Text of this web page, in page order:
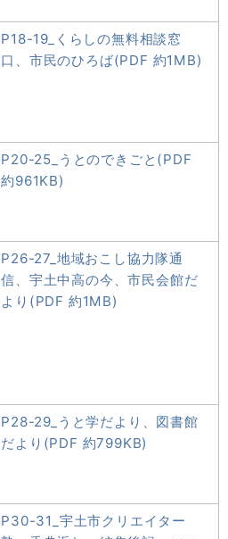
P18-19_くらしの無料相談窓
口、市民のひろば(PDF 約1MB)
P20-25_うとのできごと(PDF
約961KB)
P26-27_地域おこし協力隊通
信、宇土中高の今、市民会館だ
より(PDF 約1MB)
P28-29_うと学だより、図書館
だより(PDF 約799KB)
P30-31_宇土市クリエイター